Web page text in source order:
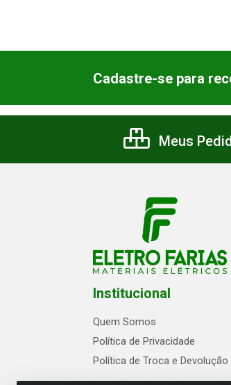
Cadastre-se para
Meus
Institucional
Quem Somos
Política de Privacidade
Política de Troca e Devolução